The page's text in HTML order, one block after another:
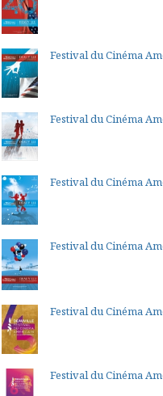
Festival du Cinéma
Festival du Cinéma
Festival du Cinéma
Festival du Cinéma
Festival du Cinéma
Festival du Cinéma